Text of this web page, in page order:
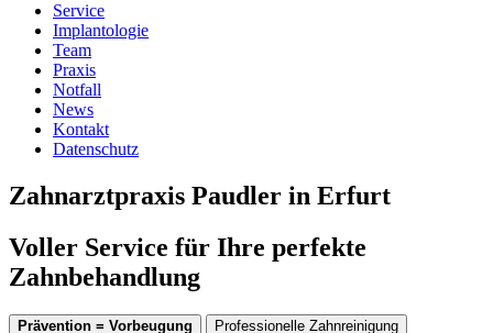
Service
Implantologie
Team
Praxis
Notfall
News
Kontakt
Datenschutz
Zahnarztpraxis Paudler in Erfurt
Voller Service für Ihre perfekte
Zahnbehandlung
Prävention = Vorbeugung
Professionelle Zahnreinigung